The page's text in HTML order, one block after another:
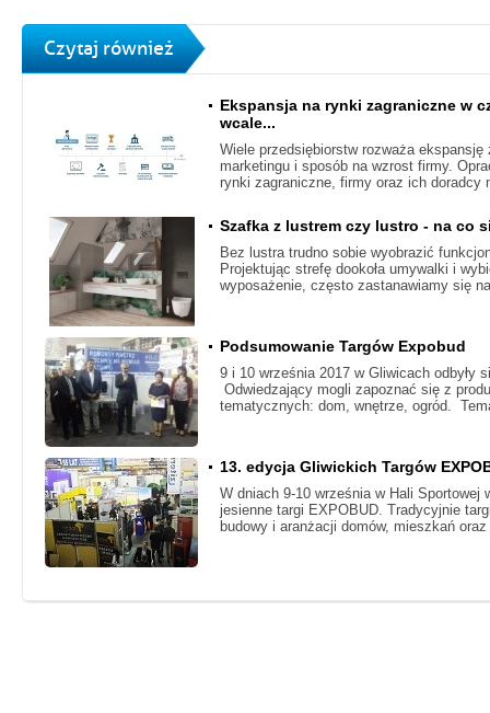
Czytaj również
Ekspansja na rynki zagraniczne w
wcale...
Wiele przedsiębiorstw rozważa
marketingu i sposób na wzrost firmy.
rynki zagraniczne, firmy oraz ich
Szafka z lustrem czy lustro - na co
Bez lustra trudno sobie wyobrazić
Projektując strefę dookoła umywalki i
wyposażenie, często zastanawiamy się
Podsumowanie Targów Expobud
​9 i 10 września 2017 w Gliwicach odbyły
Odwiedzający mogli zapoznać się z
tematycznych: dom, wnętrze, ogród.
13. edycja Gliwickich Targów
W dniach 9-10 września w Hali Sportowej
jesienne targi EXPOBUD. Tradycyjnie
budowy i aranżacji domów, mieszkań